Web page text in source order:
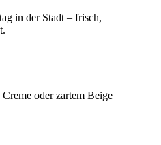
in der Stadt – frisch,
oder zartem Beige